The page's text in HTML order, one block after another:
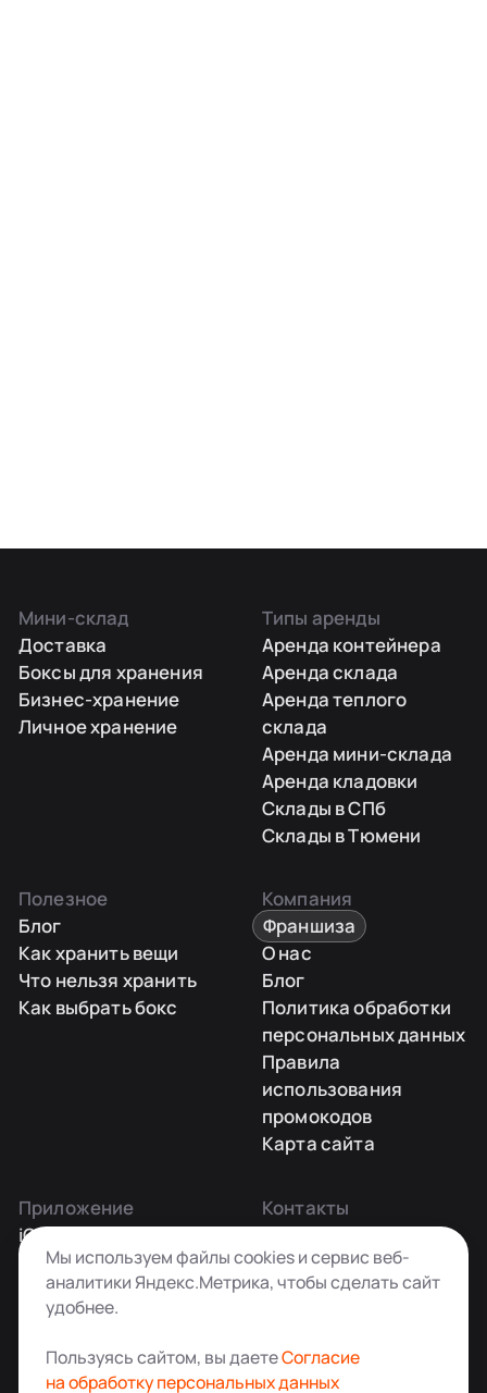
Мини-склад
Доставка
Боксы для хранения
Бизнес-хранение
Личное хранение
Типы аренды
Аренда контейнера
Аренда склада
Аренда теплого
склада
Аренда мини-склада
Аренда кладовки
Склады в СПб
Склады в Тюмени
Полезное
Блог
Как хранить вещи
Что нельзя хранить
Как выбрать бокс
Компания
Франшиза
О нас
Блог
Политика обработки
персональных данных
Правила
использования
промокодов
Карта сайта
Приложение
iOS
Android
Контакты
Заказать звонок
+7 495 181-55-45
info@kladovkin.ru
Мы используем файлы cookies и сервис веб-
аналитики Яндекс.Метрика, чтобы сделать сайт
удобнее.
Пользуясь сайтом, вы даетеСогласие
на обработку персональных данных